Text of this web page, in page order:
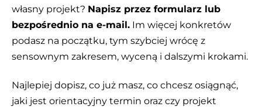
własny projekt? Napisz przez formularz lub
bezpośrednio na e-mail. Im więcej konkretów
podasz na początku, tym szybciej wrócę z
sensownym zakresem, wyceną i dalszymi krokami.
Najlepiej dopisz, co już masz, co chcesz osiągnąć,
jaki jest orientacyjny termin oraz czy projekt